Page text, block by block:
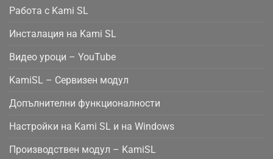
Работа с Kami SL
Инсталация на Kami SL
Видео уроци – YouTube
KamiSL – Сервизен модул
Допълнителни функционалности
Настройки на Kami SL и на Windows
Производствен модул – KamiSL